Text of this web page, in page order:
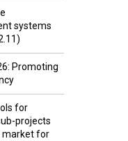
systems
Promoting
for
projects
market for